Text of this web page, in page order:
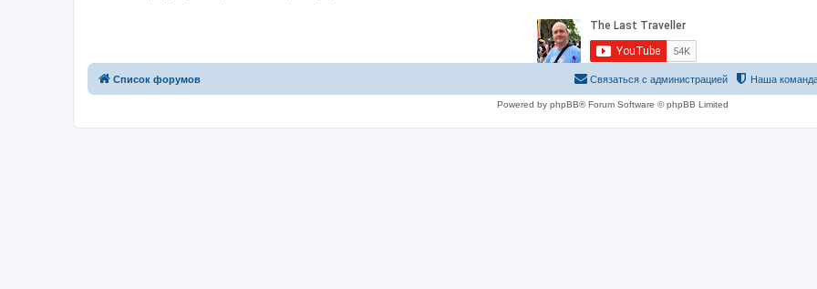
Список форумов Наша
Связаться с администрацией
Powered by phpBB® Forum Software © phpBB Limited